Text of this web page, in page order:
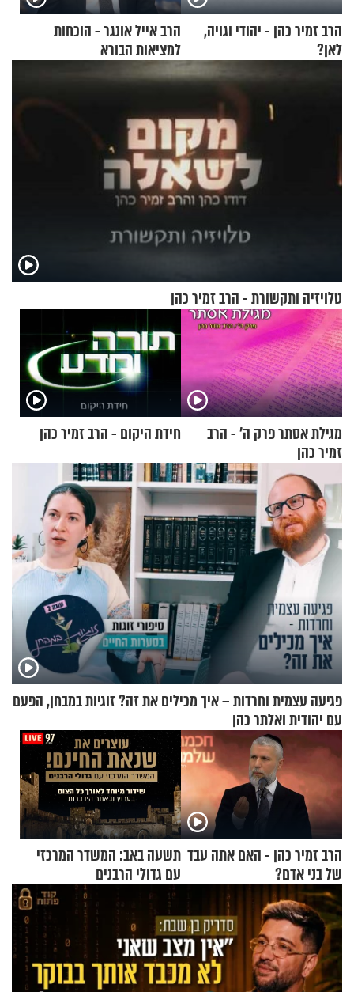
הרב זמיר כהן - יהודי וגויה,
לאן?
הרב אייל אונגר - הוכחות
למציאות הבורא
טלויזיה ותקשורת - הרב זמיר כהן
מגילת אסתר פרק ה’ - הרב
זמיר כהן
חידת היקום - הרב זמיר כהן
פגיעה עצמית וחרדות – איך מכילים את זה? זוגיות במבחן, הפעם
עם יהודית ואלתר כהן
הרב זמיר כהן - האם אתה עבד
של בני אדם?
תשעה באב: המשדר המרכזי
עם גדולי הרבנים